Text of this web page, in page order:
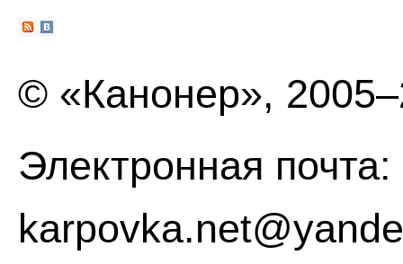
© «Канонер»,
Электронная почта: